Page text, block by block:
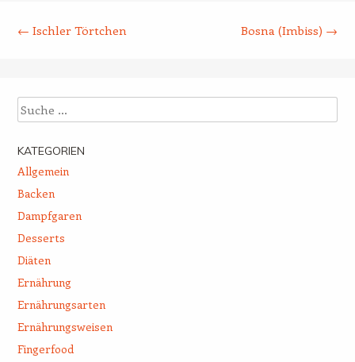
← Ischler Törtchen Bosna (Imbiss) →
Suche
KATEGORIEN
Allgemein
Backen
Dampfgaren
Desserts
Diäten
Ernährung
Ernährungsarten
Ernährungsweisen
Fingerfood